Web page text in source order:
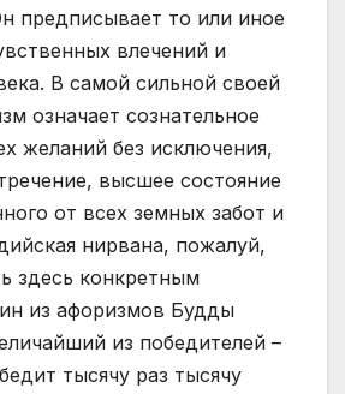
предписывает то или иное
влечений и
В самой сильной своей
означает сознательное
желаний без исключения,
высшее состояние
от всех земных забот и
нирвана, пожалуй,
здесь конкретным
из афоризмов Будды
из победителей –
тысячу раз тысячу